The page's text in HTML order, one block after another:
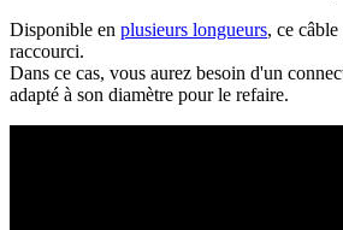
Disponible en plusieurs longueurs, ce
raccourci.
Dans ce cas, vous aurez besoin d'un
adapté à son diamètre pour le refaire.